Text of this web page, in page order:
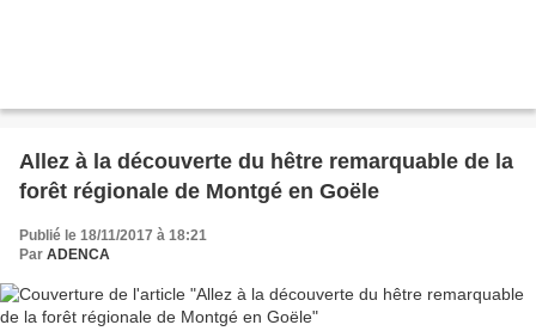
Allez à la découverte du hêtre remarquable de la
forêt régionale de Montgé en Goële
Publié le 18/11/2017 à 18:21
Par ADENCA